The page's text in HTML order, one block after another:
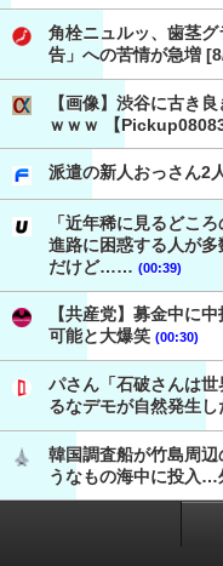
角栓ニュルッ、歯茎
告」への苦情が急増
【画像】渋谷に古き
ｗｗｗ 【
派遣の新人おっさん2
「近年稀に見るどこ
進路に困惑する人が
だけど…… (00:39)
【共産党】募金中に
可能と大爆笑 (00:30)
パさん「石破さんは
るなデモが自然発生し
韓国調査船が竹島周
うなもの海中に投入…